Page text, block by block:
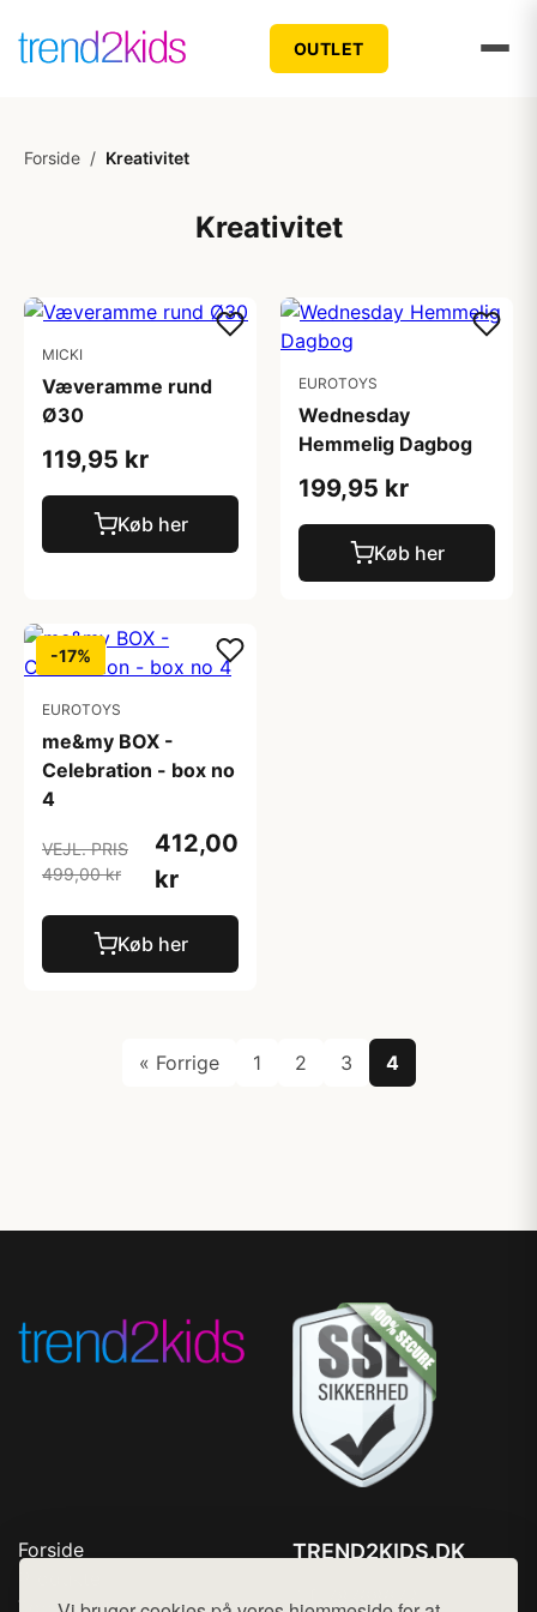
OUTLET
Forside / Kreativitet
Kreativitet
MICKI
Væveramme rund
Ø30
119,95 kr
Køb her
EUROTOYS
Wednesday
Hemmelig Dagbog
199,95 kr
Køb her
-17%
EUROTOYS
me&my BOX -
Celebration - box no
4
VEJL. PRIS
499,00 kr
412,00
kr
Køb her
« Forrige 1 2 3 4
Forside
TREND2KIDS.DK